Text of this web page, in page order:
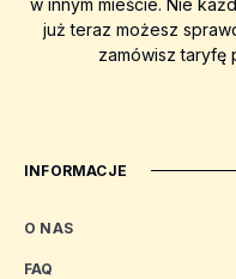
już teraz możesz
zamówisz taryfę
INFORMACJE
O NAS
FAQ